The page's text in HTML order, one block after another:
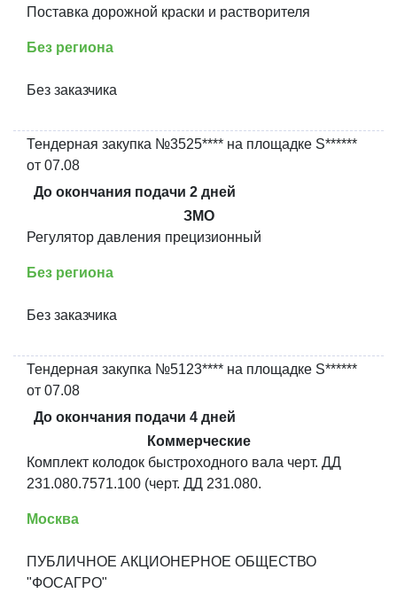
Поставка дорожной краски и растворителя
Без региона
Без заказчика
Тендерная закупка №3525**** на площадке S******
от 07.08
До окончания подачи 2 дней
ЗМО
Регулятор давления прецизионный
Без региона
Без заказчика
Тендерная закупка №5123**** на площадке S******
от 07.08
До окончания подачи 4 дней
Коммерческие
Комплект колодок быстроходного вала черт. ДД
231.080.7571.100 (черт. ДД 231.080.
Москва
ПУБЛИЧНОЕ АКЦИОНЕРНОЕ ОБЩЕСТВО
"ФОСАГРО"